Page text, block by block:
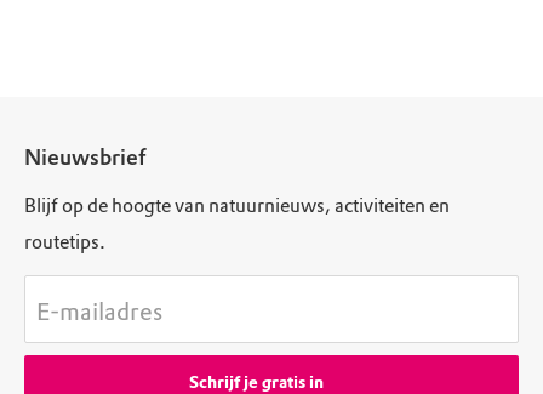
Nieuwsbrief
Blijf op de hoogte van natuurnieuws, activiteiten en
routetips.
E-mailadres
Schrijf je gratis in